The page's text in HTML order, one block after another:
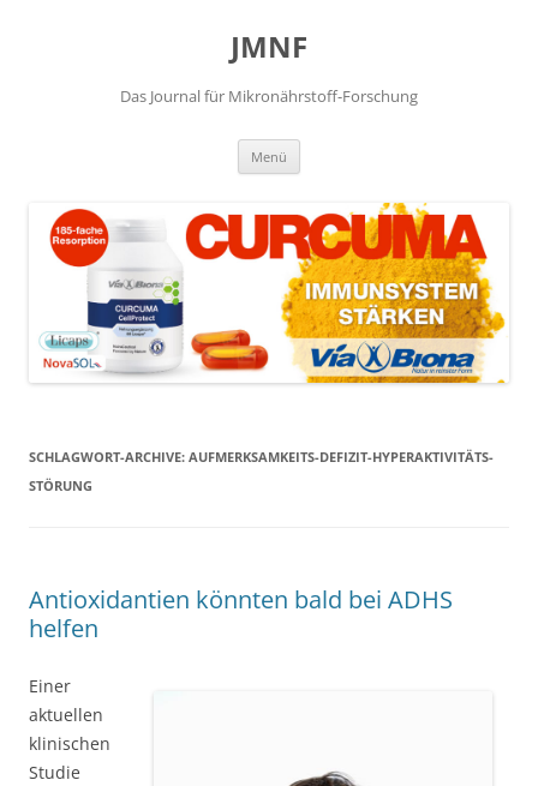
JMNF
Das Journal für Mikronährstoff-Forschung
Menü
SCHLAGWORT-ARCHIVE: AUFMERKSAMKEITS-DEFIZIT-HYPERAKTIVITÄTS-
STÖRUNG
Antioxidantien könnten bald bei ADHS
helfen
Einer
aktuellen
klinischen
Studie